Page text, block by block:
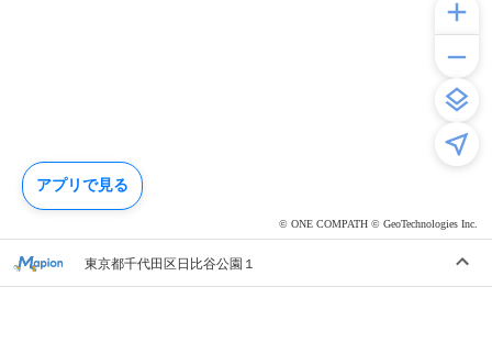
© ONE COMPATH © GeoTechnologies Inc.
東京都千代田区日比谷公園１
アプリで見る